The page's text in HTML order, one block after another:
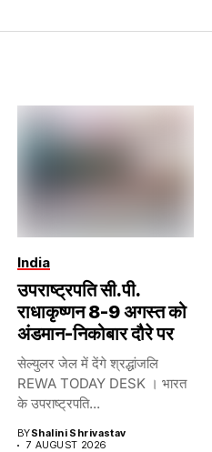
India
उपराष्ट्रपति सी.पी.
राधाकृष्णन 8-9 अगस्त को
अंडमान-निकोबार दौरे पर
सेल्युलर जेल में देंगे श्रद्धांजलि
REWA TODAY DESK । भारत
के उपराष्ट्रपति...
BYShalini Shrivastav
7 AUGUST 2026